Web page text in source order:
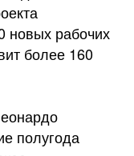
новых рабочих
более 160
полугода